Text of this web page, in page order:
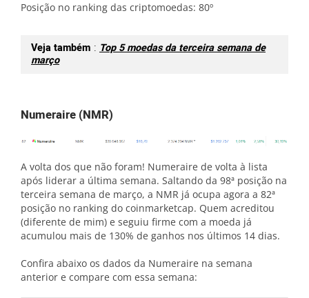
Posição no ranking das criptomoedas: 80º
Veja também : Top 5 moedas da terceira semana de
março
Numeraire (NMR)
A volta dos que não foram! Numeraire de volta à lista
após liderar a última semana. Saltando da 98ª posição na
terceira semana de março, a NMR já ocupa agora a 82ª
posição no ranking do coinmarketcap. Quem acreditou
(diferente de mim) e seguiu firme com a moeda já
acumulou mais de 130% de ganhos nos últimos 14 dias.
Confira abaixo os dados da Numeraire na semana
anterior e compare com essa semana: